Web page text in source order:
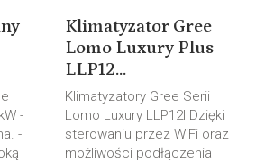
-
-
Klimatyzator Gree
Lomo Luxury Plus
LLP12...
Klimatyzatory Gree Serii
Lomo Luxury LLP12I Dzięki
sterowaniu przez WiFi oraz
możliwości podłączenia